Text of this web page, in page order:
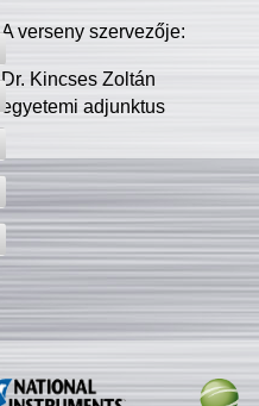
A verseny szervezője:
Dr. Kincses Zoltán
egyetemi adjunktus